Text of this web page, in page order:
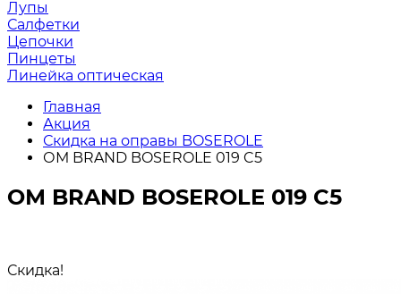
Лупы
Салфетки
Цепочки
Пинцеты
Линейка оптическая
Главная
Акция
Скидка на оправы BOSEROLE
ОМ BRAND BOSEROLE 019 C5
ОМ BRAND BOSEROLE 019 C5
Скидка!